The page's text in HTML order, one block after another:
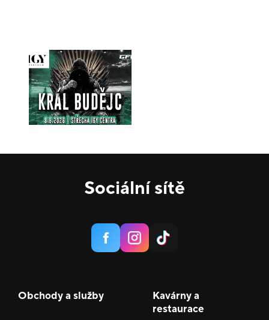
Sociální sítě
Obchody a služby
Kavárny a
restaurace